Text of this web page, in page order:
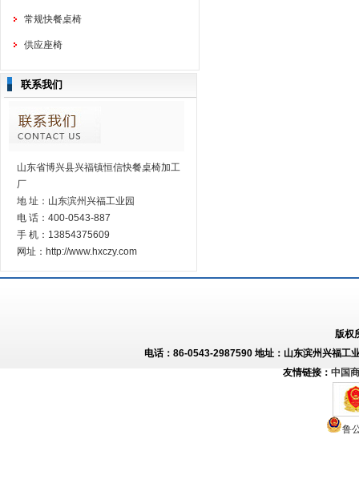
常规快餐桌椅
供应座椅
联系我们
山东省博兴县兴福镇恒信快餐桌椅加工
厂
地 址：山东滨州兴福工业园
电 话：400-0543-887
手 机：13854375609
网址：http://www.hxczy.com
版权
电话：86-0543-2987590 地址：山东滨州兴福工
友情链接： 中国
鲁